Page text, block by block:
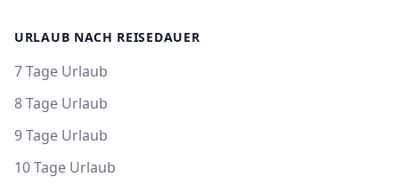
URLAUB NACH REISEDAUER
7 Tage Urlaub
8 Tage Urlaub
9 Tage Urlaub
10 Tage Urlaub